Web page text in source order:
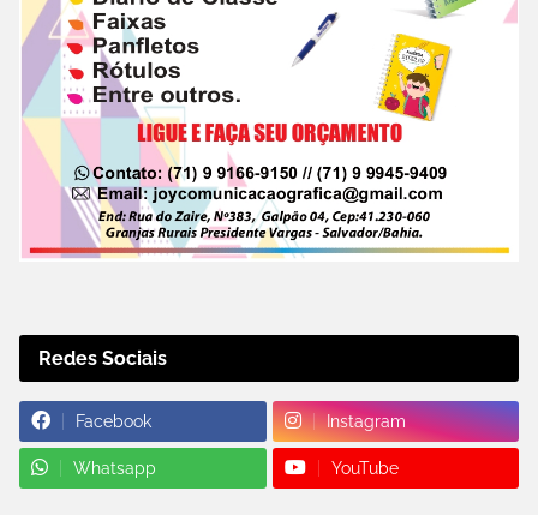
Redes Sociais
Facebook Instagram
Whatsapp YouTube